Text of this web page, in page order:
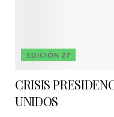
EDICIÓN 27
CRISIS
UNIDOS